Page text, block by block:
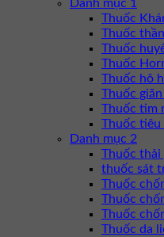
Danh mục 1
Thuốc
Thuốc
Thuốc
Thuốc
Thuốc hô
Thuốc
Thuốc tim
Thuốc
Danh mục 2
Thuốc thải
thuốc sát
Thuốc
Thuốc
Thuốc
Thuốc da